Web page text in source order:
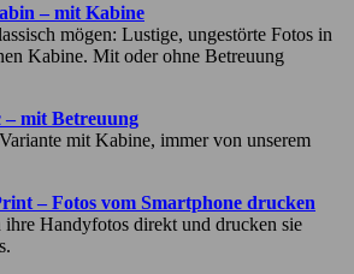
– mit Kabine
mögen: Lustige, ungestörte Fotos in
Kabine. Mit oder ohne Betreuung
– mit Betreuung
mit Kabine, immer von unserem
– Fotos vom Smartphone drucken
ihre Handyfotos direkt und drucken sie